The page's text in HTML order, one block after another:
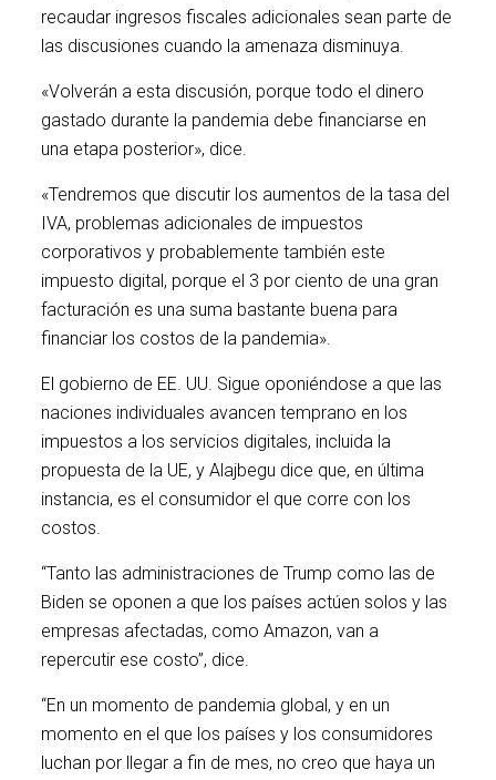
recaudar ingresos fiscales adicionales sean parte de
las discusiones cuando la amenaza disminuya.
«Volverán a esta discusión, porque todo el dinero
gastado durante la pandemia debe financiarse en
una etapa posterior», dice.
«Tendremos que discutir los aumentos de la tasa del
IVA, problemas adicionales de impuestos
corporativos y probablemente también este
impuesto digital, porque el 3 por ciento de una gran
facturación es una suma bastante buena para
financiar los costos de la pandemia».
El gobierno de EE. UU. Sigue oponiéndose a que las
naciones individuales avancen temprano en los
impuestos a los servicios digitales, incluida la
propuesta de la UE, y Alajbegu dice que, en última
instancia, es el consumidor el que corre con los
costos.
“Tanto las administraciones de Trump como las de
Biden se oponen a que los países actúen solos y las
empresas afectadas, como Amazon, van a
repercutir ese costo”, dice.
“En un momento de pandemia global, y en un
momento en el que los países y los consumidores
luchan por llegar a fin de mes, no creo que haya un